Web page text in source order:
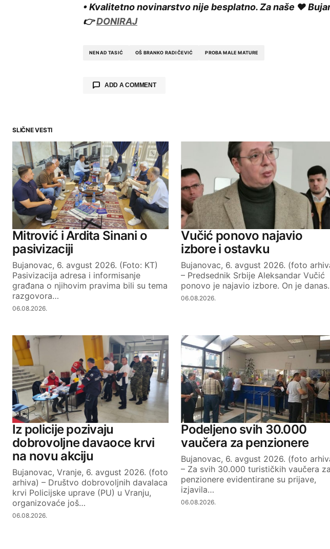
• Kvalitetno novinarstvo nije besplatno. Za naše ❤️
👉DONIRAJ
NENAD TASIĆ OŠ BRANKO RADIČEVIĆ PROBA MALE MATURE
ADD A COMMENT
Comment*
Your Name Your E-mail
SUBMIT COMMENT
SLIČNE VESTI
Mitrović i Ardita Sinani o
pasivizaciji
Bujanovac, 6. avgust 2026. (Foto: KT)
Pasivizacija adresa i informisanje
građana o njihovim pravima bili su tema
razgovora…
06.08.2026.
Vučić ponovo najavio
izbore i ostavku
Bujanovac, 6. avgust 2026. (foto
– Predsednik Srbije Aleksandar Vučić
ponovo je najavio izbore. On je
06.08.2026.
Iz policije pozivaju
dobrovoljne davaoce krvi
na novu akciju
Bujanovac, Vranje, 6. avgust 2026. (foto
arhiva) – Društvo dobrovoljnih davalaca
krvi Policijske uprave (PU) u Vranju,
organizovaće još…
06.08.2026.
Podeljeno svih 30.000
vaučera za penzionere
Bujanovac, 6. avgust 2026. (foto
– Za svih 30.000 turističkih vaučera za
penzionere evidentirane su prijave,
izjavila…
06.08.2026.